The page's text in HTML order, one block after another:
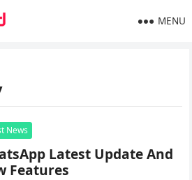
MENU
News
Latest Update And
Features